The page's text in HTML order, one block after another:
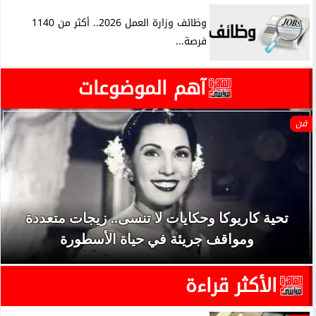
وظائف وزارة العمل 2026.. أكثر من 1140
فرصة...
آهم الموضوعات
فن
تحية كاريوكا وحكايات لا تنسى.. زيجات متعددة
ومواقف جريئة في حياة الأسطورة
الأكثر قراءة